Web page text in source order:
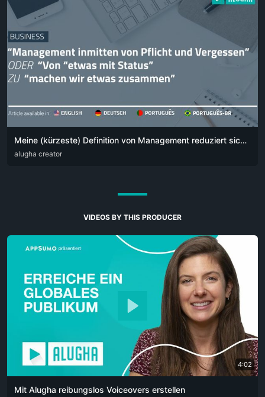
Meine (kürzeste) Definition von Management reduziert sich auf einen einfachen Satz:
DEU ENG POR
alugha creator
VIDEOS BY THIS PRODUCER
4:02
Mit Alugha reibungslos Voiceovers erstellen